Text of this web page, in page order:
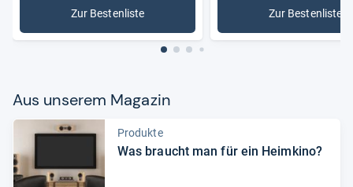
Zur Bestenliste
: Lautsprecher Zur Bestenliste
: Aktive
Aus unse­rem Maga­zin
Produkte
Was braucht man für ein Heim­kino?